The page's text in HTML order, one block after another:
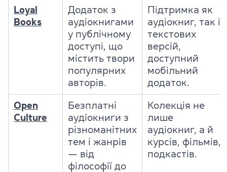
Loyal
Books
Додаток з
аудіокнигами
у публічному
доступі, що
містить твори
популярних
авторів.
Підтримка як
аудіокниг, так і
текстових
версій,
доступний
мобільний
додаток.
Open
Culture
Безплатні
аудіокниги з
різноманітних
тем і жанрів
— від
філософії до
Колекція не
лише
аудіокниг, а й
курсів, фільмів,
подкастів.